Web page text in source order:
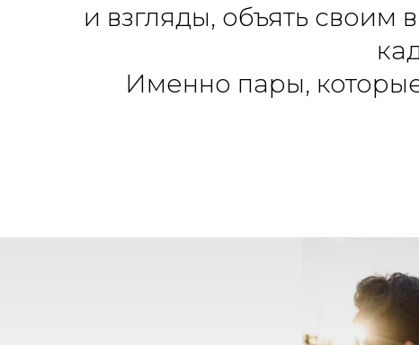
и взгляды, объять своим
Именно пары,